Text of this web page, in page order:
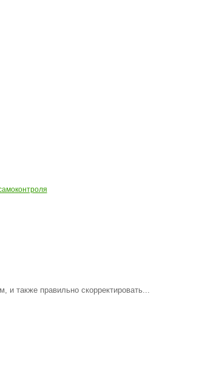
также правильно скорректировать...